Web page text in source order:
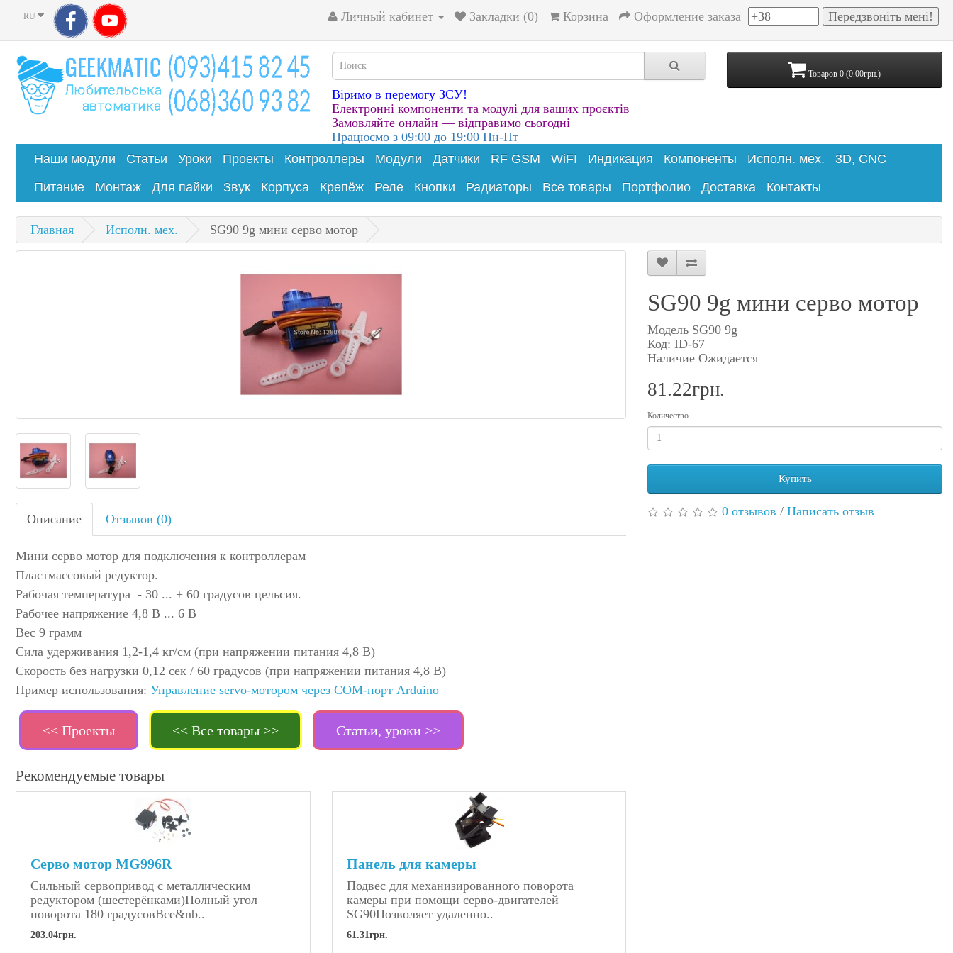
RU Личный кабинет Закладки (0) Корзина Оформление заказа
Віримо в перемогу ЗСУ!
Електронні компоненти та модулі для ваших проєктів
Замовляйте онлайн — відправимо сьогодні
Працюємо з 09:00 до 19:00 Пн-Пт
Товаров 0 (0.00грн.)
Наши модули Статьи Уроки Проекты Контроллеры Модули Датчики RF GSM WiFI Индикация Компоненты Исполн. мех.
3D, CNC
Питание
Монтаж Для пайки Звук Корпуса Крепёж Реле Кнопки Радиаторы Все товары Портфолио Доставка Контакты
Главная Исполн. мех. SG90 9g мини серво мотор
Описание Отзывов (0)
Мини серво мотор для подключения к контроллерам
Пластмассовый редуктор.
Рабочая температура - 30 ... + 60 градусов цельсия.
Рабочее напряжение 4,8 В ... 6 В
Вес 9 грамм
Сила удерживания 1,2-1,4 кг/см (при напряжении питания 4,8 В)
Скорость без нагрузки 0,12 сек / 60 градусов (при напряжении питания 4,8 В)
Пример использования: Управление servo-мотором через COM-порт Arduino
SG90 9g мини серво мотор
Модель SG90 9g
Код: ID-67
Наличие Ожидается
81.22грн.
Количество
Купить
0 отзывов /Написать отзыв
<< Проекты << Все товары >> Статьи, уроки >>
Рекомендуемые товары
Серво мотор MG996R
Сильный сервопривод с металлическим
редуктором (шестерёнками)Полный угол
поворота 180 градусовВсе&nb..
203.04грн.
Панель для камеры
Подвес для механизированного поворота
камеры при помощи серво-двигателей
SG90Позволяет удаленно..
61.31грн.